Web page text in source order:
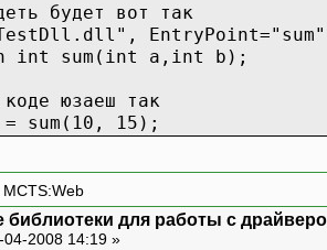
получения PTE
SKMD_IO_FUNCTION
запись в PTE
будет вот так
int sum(int a,int b);
юзаеш так
sum(10, 15);
MCTS:Web
библиотеки для работы с
04-2008 14:19 »